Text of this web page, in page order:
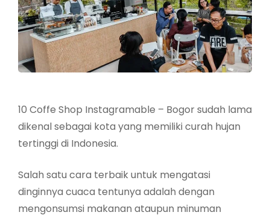
10 Coffe Shop Instagramable – Bogor sudah lama
dikenal sebagai kota yang memiliki curah hujan
tertinggi di Indonesia.
Salah satu cara terbaik untuk mengatasi
dinginnya cuaca tentunya adalah dengan
mengonsumsi makanan ataupun minuman